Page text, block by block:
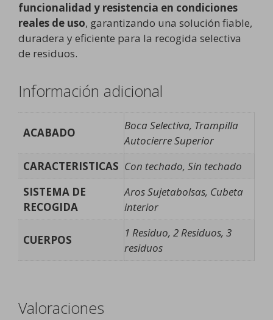
funcionalidad y resistencia en condiciones
reales de uso, garantizando una solución fiable,
duradera y eficiente para la recogida selectiva
de residuos.
Información adicional
ACABADO
Boca Selectiva, Trampilla
Autocierre Superior
CARACTERISTICAS Con techado, Sin techado
SISTEMA DE
RECOGIDA
Aros Sujetabolsas, Cubeta
interior
CUERPOS
1 Residuo, 2 Residuos, 3
residuos
Valoraciones